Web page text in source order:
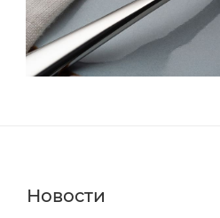
Новости